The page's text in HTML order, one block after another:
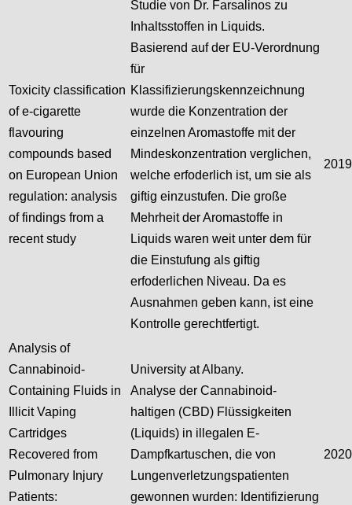
Toxicity classification
of e-cigarette
flavouring
compounds based
on European Union
regulation: analysis
of findings from a
recent study
Studie von Dr. Farsalinos zu
Inhaltsstoffen in Liquids.
Basierend auf der EU-Verordnung
für
Klassifizierungskennzeichnung
wurde die Konzentration der
einzelnen Aromastoffe mit der
Mindeskonzentration verglichen,
welche erfoderlich ist, um sie als
giftig einzustufen. Die große
Mehrheit der Aromastoffe in
Liquids waren weit unter dem für
die Einstufung als giftig
erfoderlichen Niveau. Da es
Ausnahmen geben kann, ist eine
Kontrolle gerechtfertigt.
2019
Analysis of
Cannabinoid-
Containing Fluids in
Illicit Vaping
Cartridges
Recovered from
Pulmonary Injury
Patients:
University at Albany.
Analyse der Cannabinoid-
haltigen (CBD) Flüssigkeiten
(Liquids) in illegalen E-
Dampfkartuschen, die von
Lungenverletzungspatienten
gewonnen wurden: Identifizierung
2020